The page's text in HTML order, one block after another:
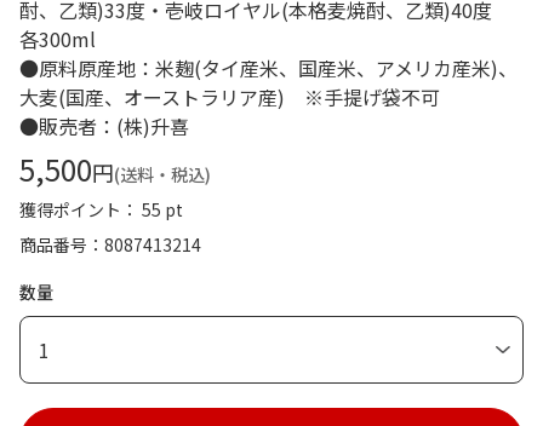
酎、乙類)33度・壱岐ロイヤル(本格麦焼酎、乙類)40度
各300ml
●原料原産地：米麹(タイ産米、国産米、アメリカ産米)、
大麦(国産、オーストラリア産) ※手提げ袋不可
●販売者：(株)升喜
5,500円(送料・税込)
獲得ポイント： 55 pt
商品番号
8087413214
数量
1